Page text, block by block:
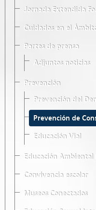
Jornada Extendida
Cuidados en el
Partes de prensa
Adjuntos noticias
Prevención
Prevención del
Prevención de
Educación Vial
Educación Ambiental
Convivencia escolar
Museos Conectados